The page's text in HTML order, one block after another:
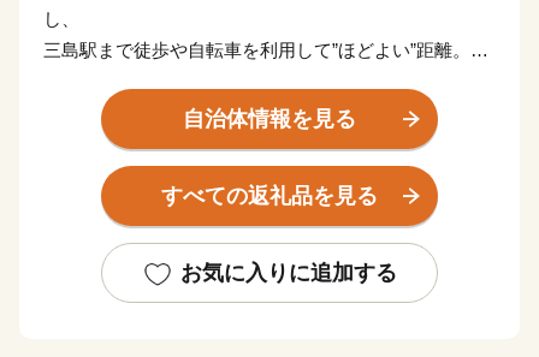
し、
三島駅まで徒歩や自転車を利用して”ほどよい”距離。
令和６年４月には「人口戦略会議」において、
「消滅しない自治体（自立持続可能性自治体）」に選ば
がん治療の実力ランキング日本一の評価を受ける県立静
自治体情報を見る
すべての返礼品を見る
お気に入りに追加する